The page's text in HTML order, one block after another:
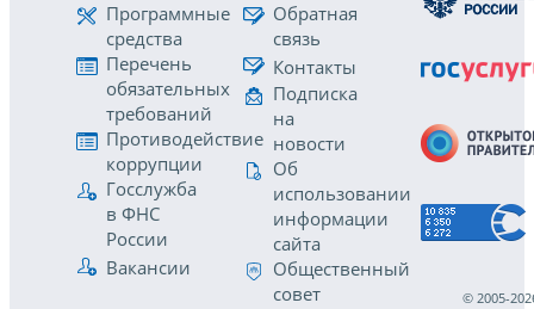
Программные
средства
Перечень
обязательных
требований
Противодействие
коррупции
Госслужба
в ФНС
России
Вакансии
Обратная
связь
Контакты
Подписка
на
новости
Об
использовании
информации
сайта
Общественный
совет
© 2005-